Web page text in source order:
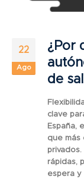
22
Ago
¿Por
de
clave
España,
que más
rápidas,
espera y